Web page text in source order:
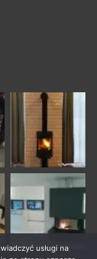
usługi na